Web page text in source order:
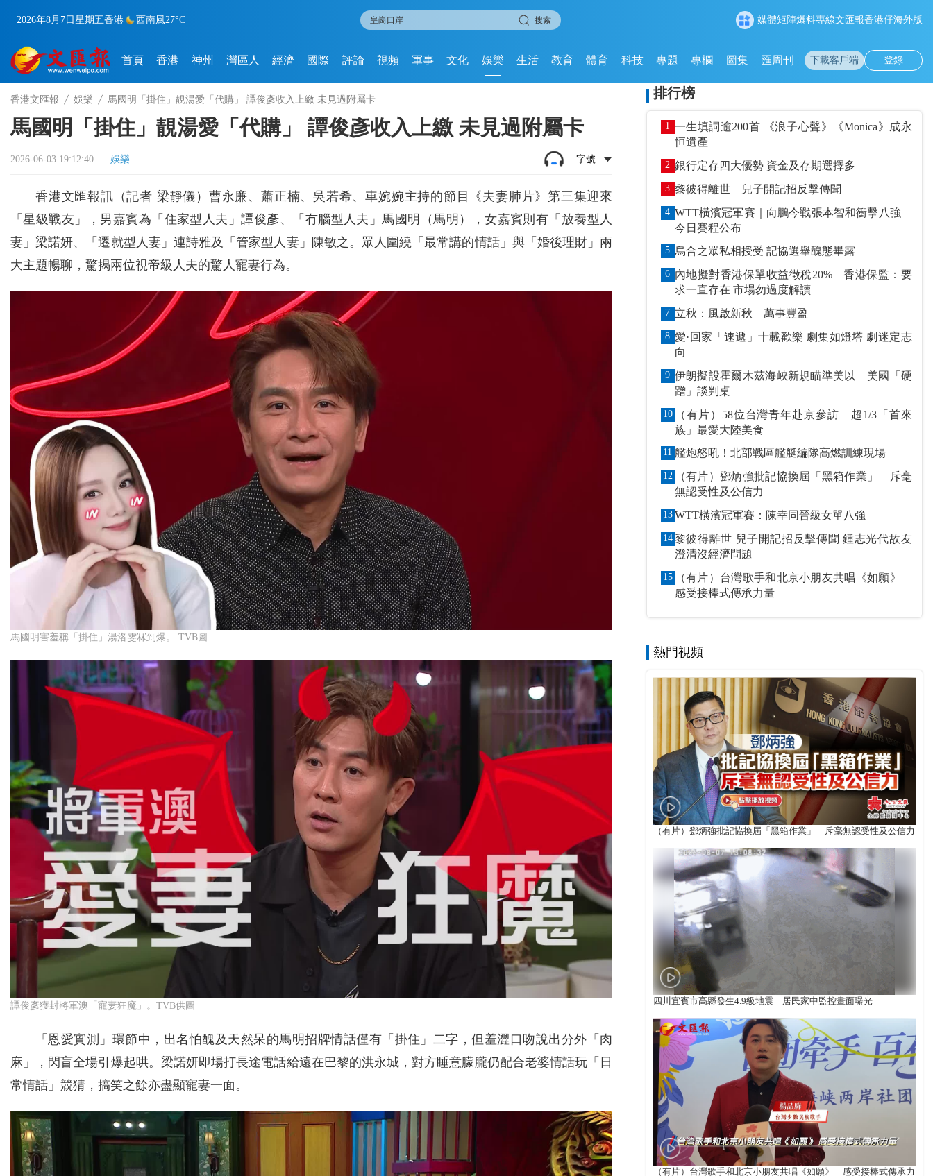
2026年8月7日 星期五香港 西南風27°C 搜索 媒體矩陣爆料專線文匯報香港仔海外版
首頁 香港 神州 灣區人 經濟 國際 評論 視頻 軍事 文化 娛樂 生活 教育 體育 科技 專題 專欄 圖集 匯周刊 下載客戶端 登錄
香港文匯報 娛樂 馬國明「掛住」靚湯愛「代購」 譚俊彥收入上繳 未見過附屬卡
馬國明「掛住」靚湯愛「代購」 譚俊彥收入上繳 未見過附屬卡
2026-06-03 19:12:40 娛樂 字號
香港文匯報訊（記者 梁靜儀）曹永廉、蕭正楠、吳若希、車婉婉主持的節目《夫妻肺片》第三集迎來
「星級戰友」，男嘉賓為「住家型人夫」譚俊彥、「冇腦型人夫」馬國明（馬明），女嘉賓則有「放養型人
妻」梁諾妍、「遷就型人妻」連詩雅及「管家型人妻」陳敏之。眾人圍繞「最常講的情話」與「婚後理財」兩
大主題暢聊，驚揭兩位視帝級人夫的驚人寵妻行為。
馬國明害羞稱「掛住」湯洛雯冧到爆。 TVB圖
譚俊彥獲封將軍澳「寵妻狂魔」。TVB供圖
「恩愛實測」環節中，出名怕醜及天然呆的馬明招牌情話僅有「掛住」二字，但羞澀口吻說出分外「肉
麻」，閃盲全場引爆起哄。梁諾妍即場打長途電話給遠在巴黎的洪永城，對方睡意朦朧仍配合老婆情話玩「日
常情話」競猜，搞笑之餘亦盡顯寵妻一面。
排行榜
1 一生填詞逾200首 《浪子心聲》《Monica》成永
恒遺產
2 銀行定存四大優勢 資金及存期選擇多
3 黎彼得離世 兒子開記招反擊傳聞
4 WTT橫濱冠軍賽｜向鵬今戰張本智和衝擊八強
今日賽程公布
5 烏合之眾私相授受 記協選舉醜態畢露
6 內地擬對香港保單收益徵稅20% 香港保監：要
求一直存在 市場勿過度解讀
7 立秋：風啟新秋 萬事豐盈
8 愛·回家「速遞」十載歡樂 劇集如燈塔 劇迷定志
向
9 伊朗擬設霍爾木茲海峽新規瞄準美以 美國「硬
蹭」談判桌
10
（有片）58位台灣青年赴京參訪 超1/3「首來
族」最愛大陸美食
11 艦炮怒吼！北部戰區艦艇編隊高燃訓練現場
12
（有片）鄧炳強批記協換屆「黑箱作業」 斥毫
無認受性及公信力
13 WTT橫濱冠軍賽：陳幸同晉級女單八強
14 黎彼得離世 兒子開記招反擊傳聞 鍾志光代故友
澄清沒經濟問題
15
（有片）台灣歌手和北京小朋友共唱《如願》
感受接棒式傳承力量
熱門視頻
（有片）鄧炳強批記協換屆「黑箱作業」 斥毫無認受性及公信力
四川宜賓市高縣發生4.9級地震 居民家中監控畫面曝光
（有片）台灣歌手和北京小朋友共唱《如願》 感受接棒式傳承力